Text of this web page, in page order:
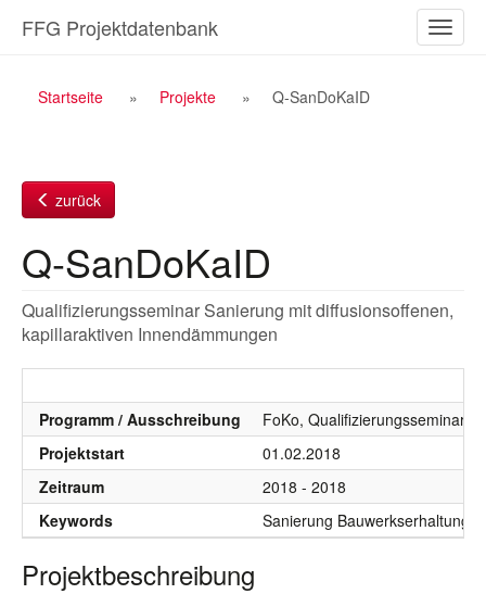
Inhalt
ein-/
FFG Projektdatenbank
Breadcrumb
Startseite Projekte Q-SanDoKaID
zurück
Q-SanDoKaID
Qualifizierungsseminar Sanierung mit diffusionsoffenen,
kapillaraktiven Innendämmungen
Programm / Ausschreibung
FoKo,
Projektstart
01.02.2018
Zeitraum
2018 - 2018
Keywords
Sanierung Bauwerkserhaltung
Projektbeschreibung